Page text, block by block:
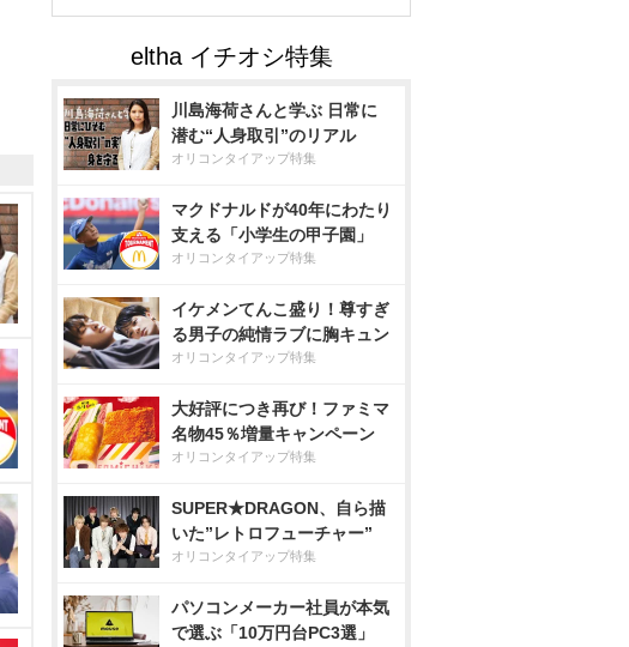
川島海荷さんと学ぶ 日常に
潜む“人身取引”のリアル
オリコンタイアップ特集
マクドナルドが40年にわたり
支える「小学生の甲子園」
オリコンタイアップ特集
イケメンてんこ盛り！尊すぎ
る男子の純情ラブに胸キュン
オリコンタイアップ特集
大好評につき再び！ファミマ
名物45％増量キャンペーン
オリコンタイアップ特集
SUPER★DRAGON、自ら描
いた”レトロフューチャー”
オリコンタイアップ特集
パソコンメーカー社員が本気
で選ぶ「10万円台PC3選」